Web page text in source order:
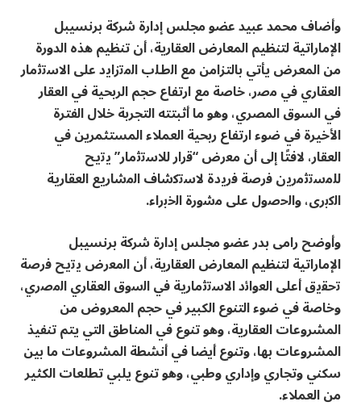
وأضاف محمد عبيد عضو مجلس إدارة شركة برنسيبل
الإماراتية لتنظيم المعارض العقارية، أن تنظيم هذه الدورة
من المعرض يأتي بالتزامن ﻣﻊ اﻟطﻠب اﻟﻣﺗزاﯾد ﻋﻠﻰ اﻻﺳﺗﺛﻣﺎر
اﻟﻌﻘﺎري ﻓﻲ ﻣﺻر، خاصة مع ارتفاع حجم الربحية في العقار
في السوق المصري، وهو ما أثبتته التجربة خلال الفترة
الأخيرة في ضوء ارتفاع ربحية العملاء المستثمرين في
العقار، لافتًا إلى أن ﻣﻌرض “ﻗرار ﻟﻼﺳﺗﺛﻣﺎر” ﯾﺗﯾﺢ
ﻟﻠﻣﺳﺗﺛﻣرﯾن ﻓرﺻﺔ ﻓرﯾدة ﻻﺳﺗﻛﺷﺎف اﻟﻣﺷﺎرﯾﻊ اﻟﻌﻘﺎرﯾﺔ
اﻟﻛﺑرى، واﻟﺣﺻول ﻋﻠﻰ ﻣﺷورة اﻟﺧﺑراء.
وأوضح رامى بدر عضو مجلس إدارة شركة برنسيبل
الإماراتية لتنظيم المعارض العقارية، أن اﻟﻣﻌرض ﯾﺗﯾﺢ ﻓرﺻﺔ
ﺗﺣﻘﯾق أﻋﻠﻰ اﻟﻌواﺋد اﻻﺳﺗﺛﻣﺎرﯾﺔ ﻓﻲ اﻟﺳوق اﻟﻌﻘﺎري اﻟﻣﺻري،
وخاصة في ضوء التنوع الكبير في حجم المعروض من
المشروعات العقارية، وهو تنوع في المناطق التي يتم تنفيذ
المشروعات بها، وتنوع أيضا في أنشطة المشروعات ما بين
سكني وتجاري وإداري وطبي، وهو تنوع يلبي تطلعات الكثير
من العملاء.